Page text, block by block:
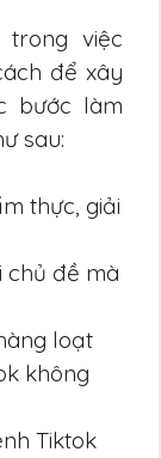
việc
để xây
bước làm
sau:
thực, giải
chủ đề mà
loạt
không
Tiktok